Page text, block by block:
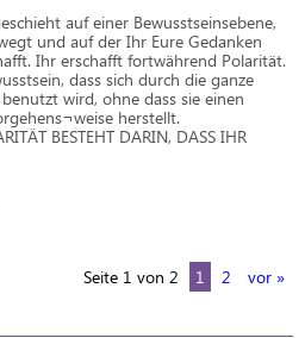
auf einer Bewusstseinsebene,
und auf der Ihr Eure Gedanken
Ihr erschafft fortwährend Polarität.
dass sich durch die ganze
wird, ohne dass sie einen
herstellt.
BESTEHT DARIN, DASS IHR
Seite 1 von 2 1 2 vor »